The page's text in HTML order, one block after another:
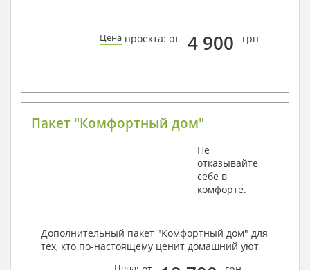
Цена проекта: от 4 900 грн
Пакет "Комфортный дом"
Не
отказывайте
себе в
комфорте.
Дополнительный пакет "Комфортный дом" для
тех, кто по-настоящему ценит домашний уют